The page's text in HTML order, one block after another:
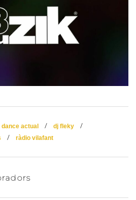
dance actual / dj fleky /
/ ràdio vilafant